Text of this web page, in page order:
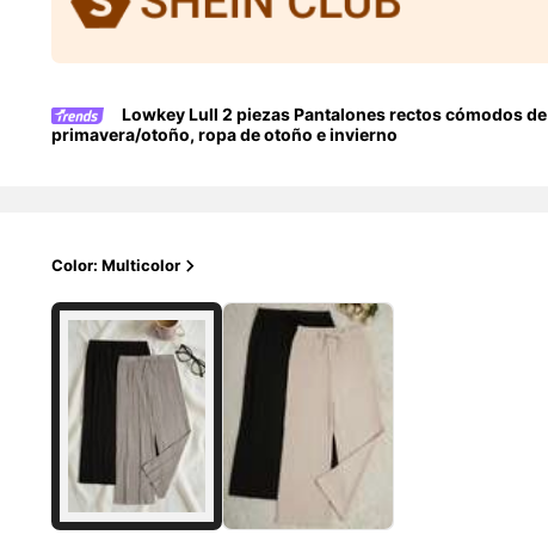
Lowkey Lull 2 piezas Pantalones rectos cómodos
primavera/otoño, ropa de otoño e invierno
Color: Multicolor